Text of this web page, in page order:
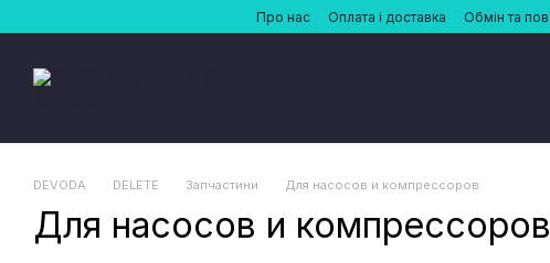
Перейти до основного контентуПро нас Оплата і доставка Обмін та
DEVODA DELETE Запчастини Для насосов и компрессоров
Для насосов и компрессоров